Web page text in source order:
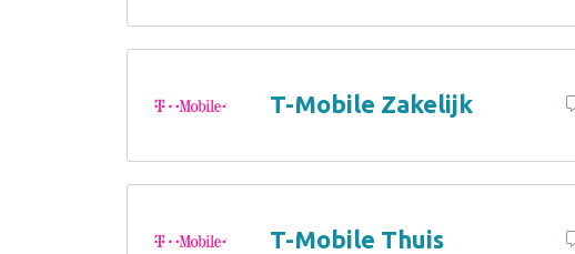
T-Mobile Zakelijk
T-Mobile Thuis